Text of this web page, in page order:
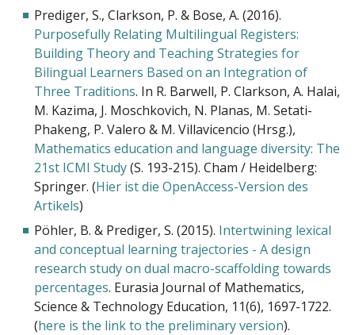
Prediger, S., Clarkson, P. & Bose, A. (2016).
Purposefully Relating Multilingual Registers:
Building Theory and Teaching Strategies for
Bilingual Learners Based on an Integration of
Three Traditions. In R. Barwell, P. Clarkson, A. Halai,
M. Kazima, J. Moschkovich, N. Planas, M. Setati-
Phakeng, P. Valero & M. Villavicencio (Hrsg.),
Mathematics education and language diversity: The
21st ICMI Study(S. 193-215). Cham / Heidelberg:
Springer. (Hier ist die OpenAccess-Version des
Artikels)
Pöhler, B. & Prediger, S. (2015). Intertwining lexical
and conceptual learning trajectories - A design
research study on dual macro-scaffolding towards
percentages. Eurasia Journal of Mathematics,
Science & Technology Education, 11(6), 1697-1722.
(here is the link to the preliminary version).